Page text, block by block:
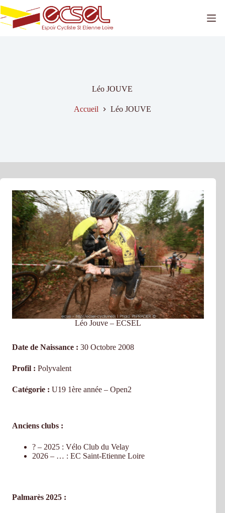
Passer
au
contenu
Léo JOUVE
Accueil Léo JOUVE
Léo Jouve – ECSEL
Date de Naissance : 30 Octobre 2008
Profil : Polyvalent
Catégorie : U19 1ère année – Open2
Anciens clubs :
? – 2025 : Vélo Club du Velay
2026 – … : EC Saint-Etienne Loire
Palmarès 2025 :